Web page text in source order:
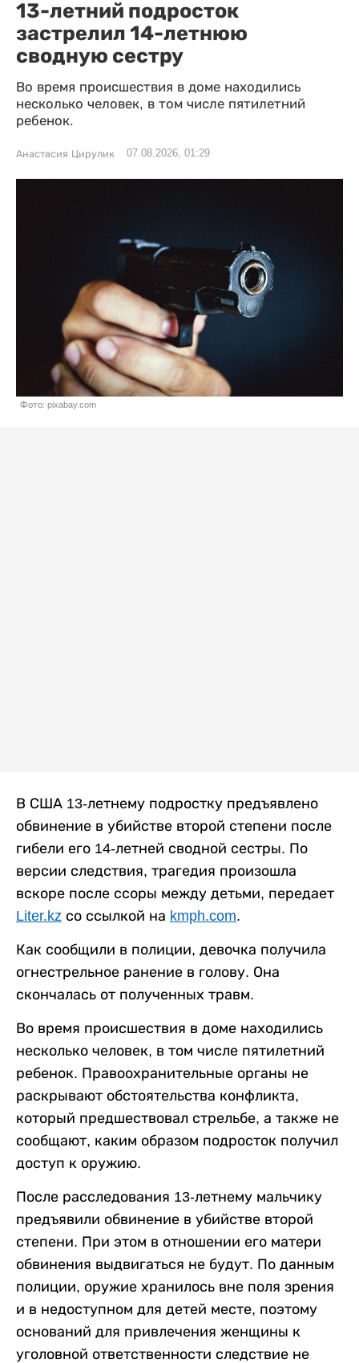
13-летний подросток
застрелил 14-летнюю
сводную сестру
Во время происшествия в доме находились
несколько человек, в том числе пятилетний
ребенок.
Анастасия Цирулик 07.08.2026, 01:29
Фото: pixabay.com
В США 13-летнему подростку предъявлено
обвинение в убийстве второй степени после
гибели его 14-летней сводной сестры. По
версии следствия, трагедия произошла
вскоре после ссоры между детьми, передает
Liter.kz со ссылкой на kmph.com.
Как сообщили в полиции, девочка получила
огнестрельное ранение в голову. Она
скончалась от полученных травм.
Во время происшествия в доме находились
несколько человек, в том числе пятилетний
ребенок. Правоохранительные органы не
раскрывают обстоятельства конфликта,
который предшествовал стрельбе, а также не
сообщают, каким образом подросток получил
доступ к оружию.
После расследования 13-летнему мальчику
предъявили обвинение в убийстве второй
степени. При этом в отношении его матери
обвинения выдвигаться не будут. По данным
полиции, оружие хранилось вне поля зрения
и в недоступном для детей месте, поэтому
оснований для привлечения женщины к
уголовной ответственности следствие не